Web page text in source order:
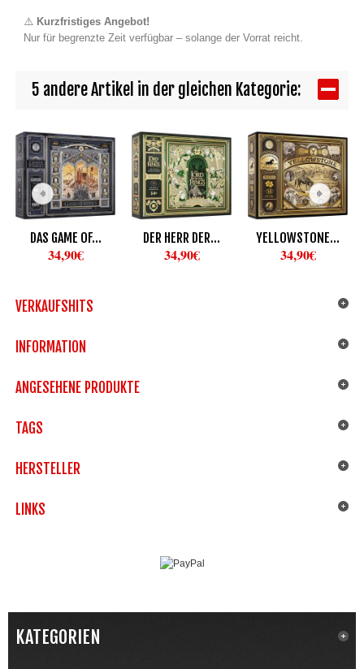
⚠️ Kurzfristiges Angebot!
Nur für begrenzte Zeit verfügbar – solange der Vorrat reicht.
5 andere Artikel in der gleichen Kategorie:
DAS GAME OF...
34,90€
DER HERR DER...
34,90€
YELLOWSTONE...
34,90€
VERKAUFSHITS
INFORMATION
ANGESEHENE PRODUKTE
TAGS
HERSTELLER
LINKS
KATEGORIEN